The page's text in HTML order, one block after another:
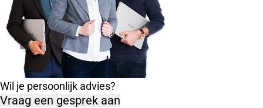
Wil je persoonlijk advies?
Vraag een gesprek aan